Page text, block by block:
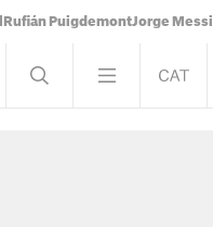
Rufián PuigdemontJorge Messi